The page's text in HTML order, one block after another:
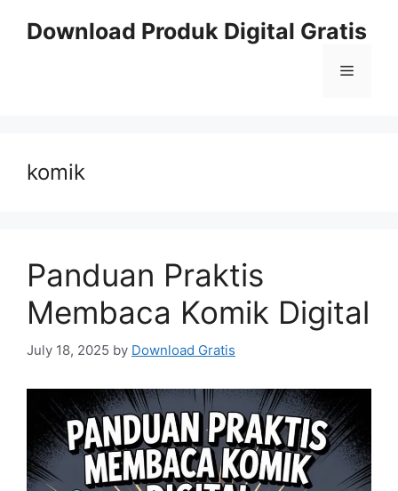
Download Produk Digital Gratis
Menu
komik
Panduan Praktis
Membaca Komik Digital
July 18, 2025 by Download Gratis